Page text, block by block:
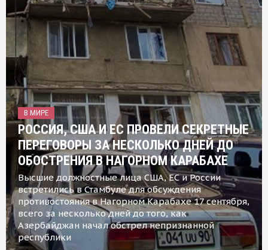
В МИРЕ
РОССИЯ, США И ЕС ПРОВЕЛИ СЕКРЕТНЫЕ
ПЕРЕГОВОРЫ ЗА НЕСКОЛЬКО ДНЕЙ ДО
ОБОСТРЕНИЯ В НАГОРНОМ КАРАБАХЕ
Высшие должностные лица США, ЕС и России
встретились в Стамбуле для обсуждения
противостояния в Нагорном Карабахе 17 сентября,
всего за несколько дней до того, как
Азербайджан начал обстрел непризнанной
республики